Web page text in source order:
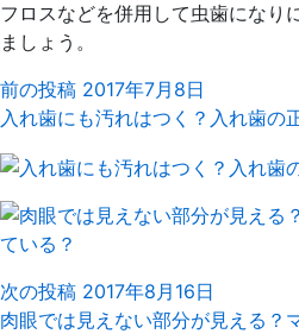
フロスなどを併用して虫歯になり
ましょう。
前の投稿 2017年7月8日
入れ歯にも汚れはつく？入れ歯の
次の投稿 2017年8月16日
肉眼では見えない部分が見える？